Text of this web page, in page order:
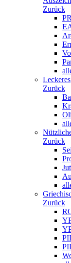
Zurück
Leckeres
Zurück
Zurück
Zurück